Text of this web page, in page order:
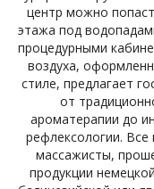
центр можно
этажа под
процедурными
воздуха,
стиле, предлагает
от
ароматерапии до
рефлексологии.
массажисты,
продукции